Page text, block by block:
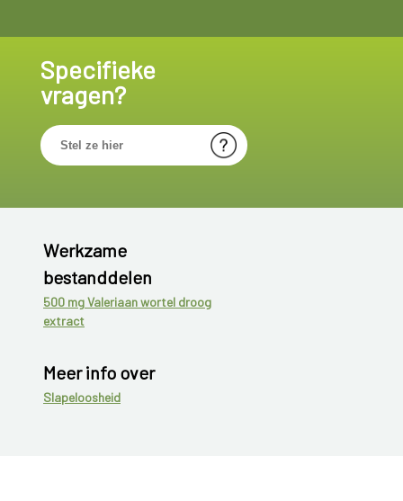
Specifieke
vragen?
Werkzame
bestanddelen
500 mg Valeriaan wortel droog
extract
Meer info over
Slapeloosheid